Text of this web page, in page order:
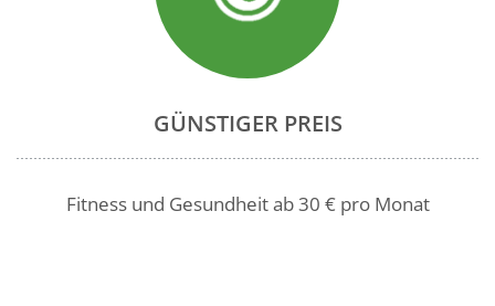
GÜNSTIGER PREIS
Fitness und Gesundheit ab 30 € pro Monat